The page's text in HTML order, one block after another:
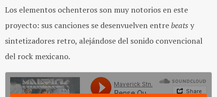
Los elementos ochenteros son muy notorios en este
proyecto: sus canciones se desenvuelven entrebeats y
sintetizadores retro, alejándose del sonido convencional
del rock mexicano.